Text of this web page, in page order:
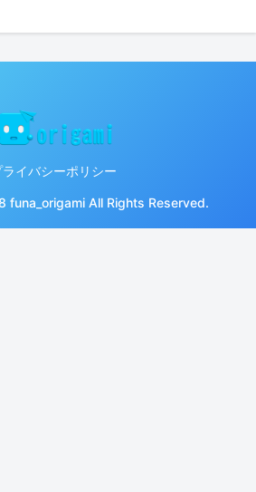
ライバシーポリシー
All Rights Reserved.